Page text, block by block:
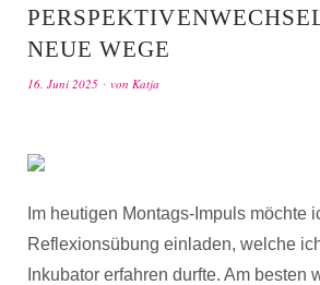
NEUE WEGE
16. Juni 2025 von Katja
Im heutigen Montags-Impuls möchte
Reflexionsübung einladen, welche
Inkubator erfahren durfte. Am besten